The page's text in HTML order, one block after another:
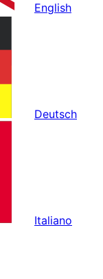
English
Deutsch
Italiano